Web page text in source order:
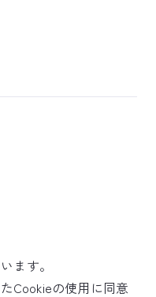
ます。
Cookieの使用に同意